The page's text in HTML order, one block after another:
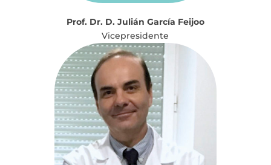
Prof. Dr. D. Julián García Feijoo
Vicepresidente